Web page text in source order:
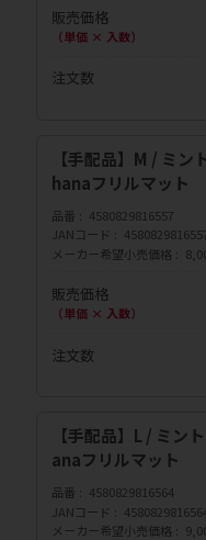
販売価格
（単価 × 入数）
注文数
【手配品】M / ミ
hanaフリルマット
品番
4580829816557
JANコード
メーカー希望小売価格
販売価格
（単価 × 入数）
注文数
【手配品】L / ミ
anaフリルマット
品番
4580829816564
JANコード
メーカー希望小売価格